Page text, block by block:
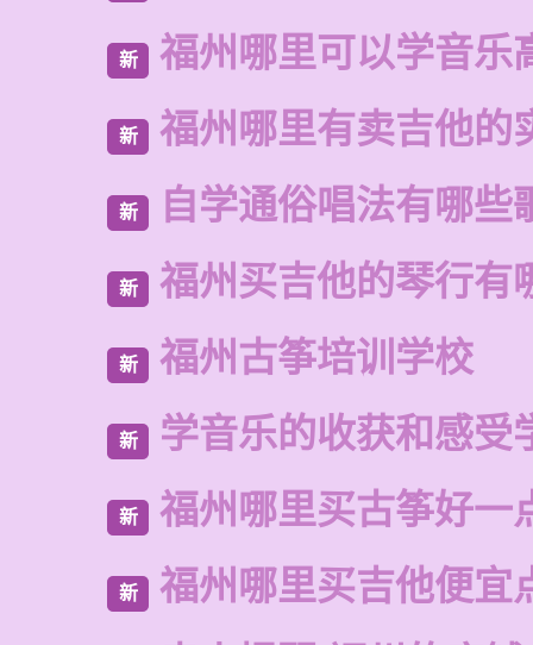
新 福州哪里可以学音乐
新 福州哪里有卖吉他的
新 自学通俗唱法有哪些
新 福州买吉他的琴行有
新 福州古筝培训学校
新 学音乐的收获和感受
新 福州哪里买古筝好一
新 福州哪里买吉他便宜